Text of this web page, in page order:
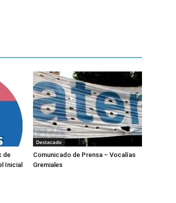
de
Inicial
Destacado
Comunicado de Prensa – Vocalías
Gremiales